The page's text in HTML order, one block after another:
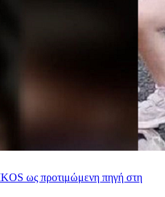
ως προτιμώμενη πηγή στη